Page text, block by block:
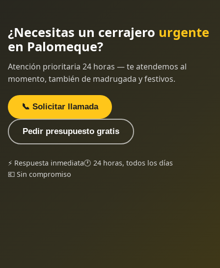
¿Necesitas un cerrajero urgente
en Palomeque?
Atención prioritaria 24 horas — te atendemos al
momento, también de madrugada y festivos.
📞 Solicitar llamada
Pedir presupuesto gratis
⚡ Respuesta inmediata🕐 24 horas, todos los días
💶 Sin compromiso